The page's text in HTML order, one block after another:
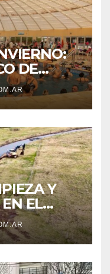
DE
DE
Y
EL